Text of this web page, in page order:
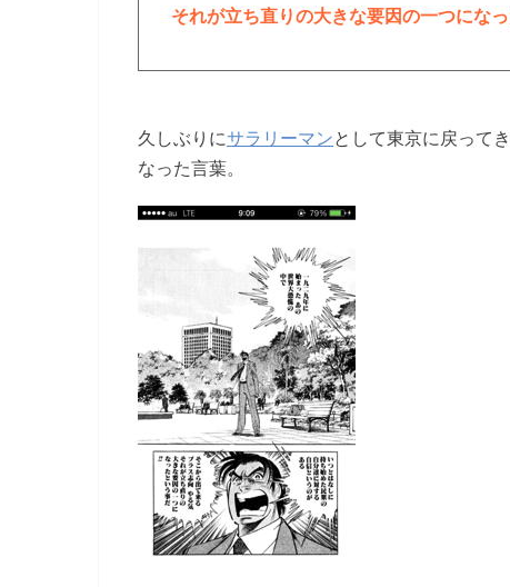
それが立ち直りの大きな要因の一つにな
久しぶりにサラリーマンとして東京に戻って
なった言葉。